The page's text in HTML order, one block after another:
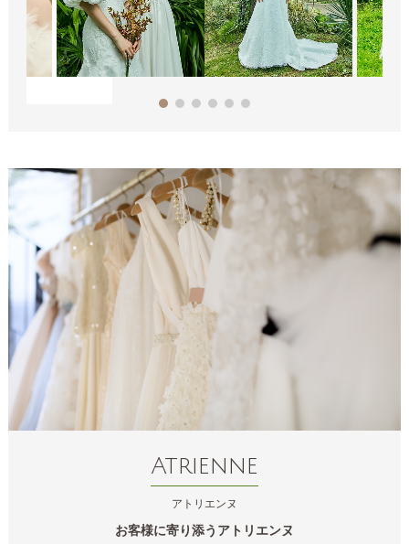
Atrienne
アトリエンヌ
お客様に寄り添うアトリエンヌ